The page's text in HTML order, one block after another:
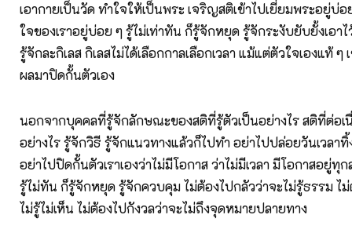
เอากายเป็นวัด ทำใจให้เป็นพระ เจริญสติเข้าไปเยี่ยมพระอยู่บ่
ใจของเราอยู่บ่อย ๆ รู้ไม่เท่าทัน ก็รู้จักหยุด รู้จักระงับยับยั้งเอา
รู้จักละกิเลส กิเลสไม่ได้เลือกกาลเลือกเวลา แม้แต่ตัวใจเองแท้ ๆ
ผลมาปิดกั้นตัวเอง
นอกจากบุคคลที่รู้จักลักษณะของสติที่รู้ตัวเป็นอย่างไร สติที่ต่อเ
อย่างไร รู้จักวิธี รู้จักแนวทางแล้วก็ไปทำ อย่าไปปล่อยวันเวลาทิ้
อย่าไปปิดกั้นตัวเราเองว่าไม่มีโอกาส ว่าไม่มีเวลา มีโอกาสอยู่ทุ
รู้ไม่ทัน ก็รู้จักหยุด รู้จักควบคุม ไม่ต้องไปกลัวว่าจะไม่รู้ธรรม ไม่
ไม่รู้ไม่เห็น ไม่ต้องไปกังวลว่าจะไม่ถึงจุดหมายปลายทาง